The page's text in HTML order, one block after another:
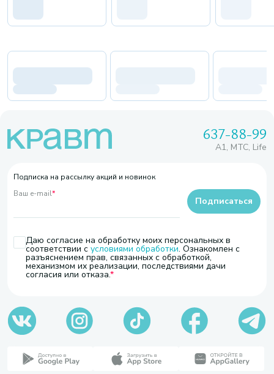
637-88-99
A1, МТС, Life
Подписка на рассылку акций и новинок
Ваш e-mail*
Даю согласие на обработку моих персональных в
соответствии с условиями обработки. Ознакомлен с
разъяснением прав, связанных с обработкой,
механизмом их реализации, последствиями дачи
согласия или отказа.
Подписаться